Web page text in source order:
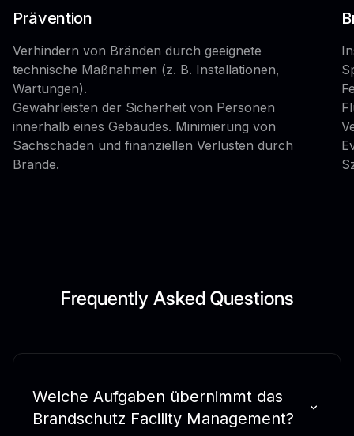
Prävention
Verhindern von Bränden durch geeignete
technische Maßnahmen (z. B. Installationen,
Wartungen).
Gewährleisten der Sicherheit von Personen
innerhalb eines Gebäudes. Minimierung von
Sachschäden und finanziellen Verlusten durch
Brände.
Frequently Asked Questions
Welche Aufgaben übernimmt das
Brandschutz Facility Management?